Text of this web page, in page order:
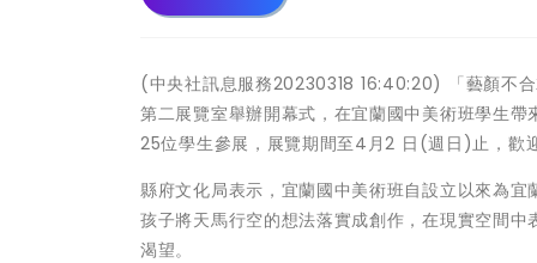
(中央社訊息服務20230318 16:40:20) 「藝顏不
第二展覽室舉辦開幕式，在宜蘭國中美術班學生
25位學生參展，展覽期間至4月2 日(週日)止，歡
縣府文化局表示，宜蘭國中美術班自設立以來為
孩子將天馬行空的想法落實成創作，在現實空間
渴望。